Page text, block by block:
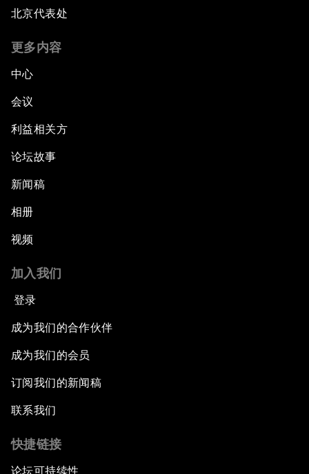
北京代表处
更多内容
中心
会议
利益相关方
论坛故事
新闻稿
相册
视频
加入我们
登录
成为我们的合作伙伴
成为我们的会员
订阅我们的新闻稿
联系我们
快捷链接
论坛可持续性